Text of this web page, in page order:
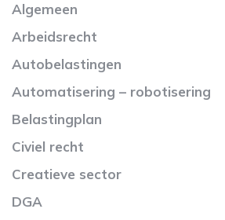
Algemeen
Arbeidsrecht
Autobelastingen
Automatisering – robotisering
Belastingplan
Civiel recht
Creatieve sector
DGA